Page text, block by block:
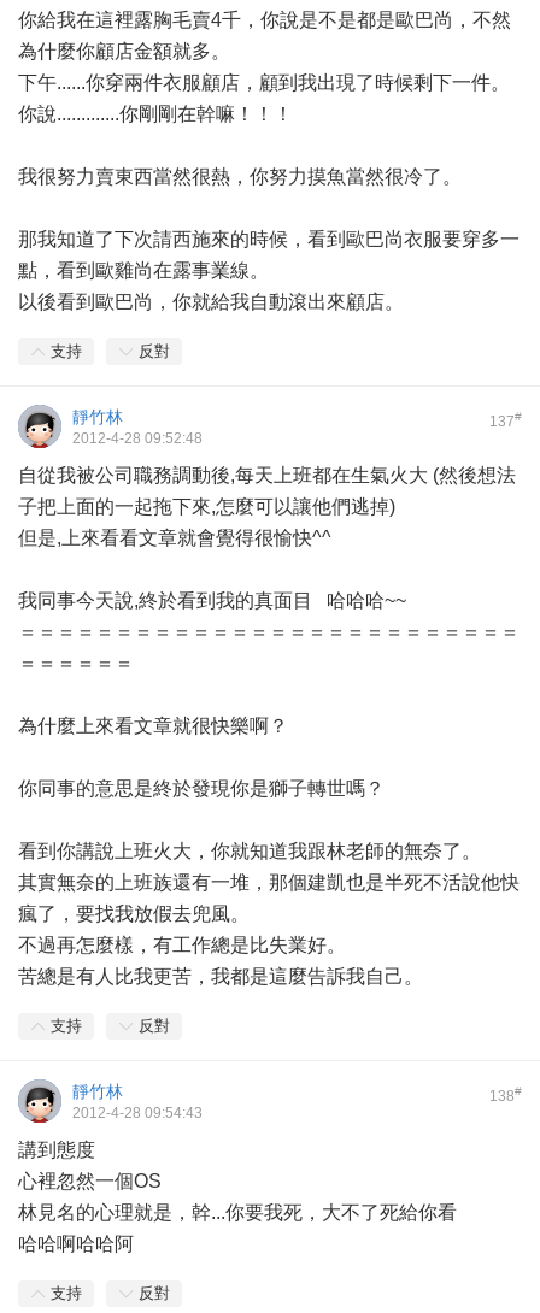
你給我在這裡露胸毛賣4千，你說是不是都是歐巴尚，不然
為什麼你顧店金額就多。
下午......你穿兩件衣服顧店，顧到我出現了時候剩下一件。
你說.............你剛剛在幹嘛！！！
我很努力賣東西當然很熱，你努力摸魚當然很冷了。
那我知道了下次請西施來的時候，看到歐巴尚衣服要穿多一
點，看到歐雞尚在露事業線。
以後看到歐巴尚，你就給我自動滾出來顧店。
支持 反對
137#
靜竹林
2012-4-28 09:52:48
自從我被公司職務調動後,每天上班都在生氣火大 (然後想法
子把上面的一起拖下來,怎麼可以讓他們逃掉)
但是,上來看看文章就會覺得很愉快^^
我同事今天說,終於看到我的真面目 哈哈哈~~
＝＝＝＝＝＝＝＝＝＝＝＝＝＝＝＝＝＝＝＝＝＝＝＝＝＝
＝＝＝＝＝＝
為什麼上來看文章就很快樂啊？
你同事的意思是終於發現你是獅子轉世嗎？
看到你講說上班火大，你就知道我跟林老師的無奈了。
其實無奈的上班族還有一堆，那個建凱也是半死不活說他快
瘋了，要找我放假去兜風。
不過再怎麼樣，有工作總是比失業好。
苦總是有人比我更苦，我都是這麼告訴我自己。
支持 反對
138#
靜竹林
2012-4-28 09:54:43
講到態度
心裡忽然一個OS
林見名的心理就是，幹...你要我死，大不了死給你看
哈哈啊哈哈阿
支持 反對